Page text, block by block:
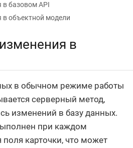
базовом API
объектной модели
в
в обычном режиме работы
серверный метод,
изменений в базу данных.
при каждом
карточки, что может